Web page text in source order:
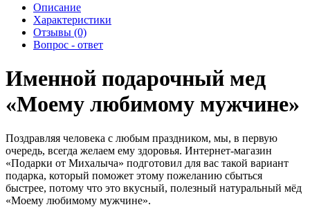
Описание
Характеристики
Отзывы (0)
Вопрос - ответ
Именной подарочный мед
«Моему любимому мужчине»
Поздравляя человека с любым праздником, мы, в первую
очередь, всегда желаем ему здоровья. Интернет-магазин
«Подарки от Михалыча» подготовил для вас такой вариант
подарка, который поможет этому пожеланию сбыться
быстрее, потому что это вкусный, полезный натуральный мёд
«Моему любимому мужчине».